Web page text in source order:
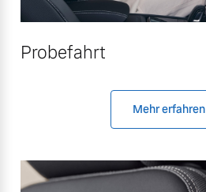
Probefahrt
Mehr erfahren